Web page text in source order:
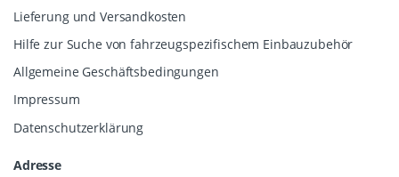
Lieferung und Versandkosten
Hilfe zur Suche von fahrzeugspezifischem Einbauzubehör
Allgemeine Geschäftsbedingungen
Impressum
Datenschutzerklärung
Adresse